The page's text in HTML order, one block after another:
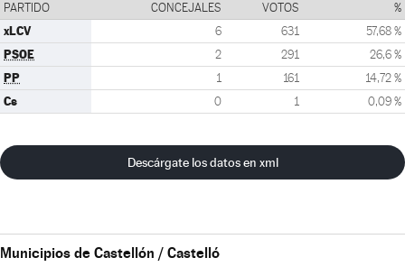
PARTIDO CONCEJALES VOTOS %
xLCV 6 631 57,68 %
PSOE 2 291 26,6 %
PP 1 161 14,72 %
Cs 0 1 0,09 %
Descárgate los datos en xml
Municipios de Castellón / Castelló